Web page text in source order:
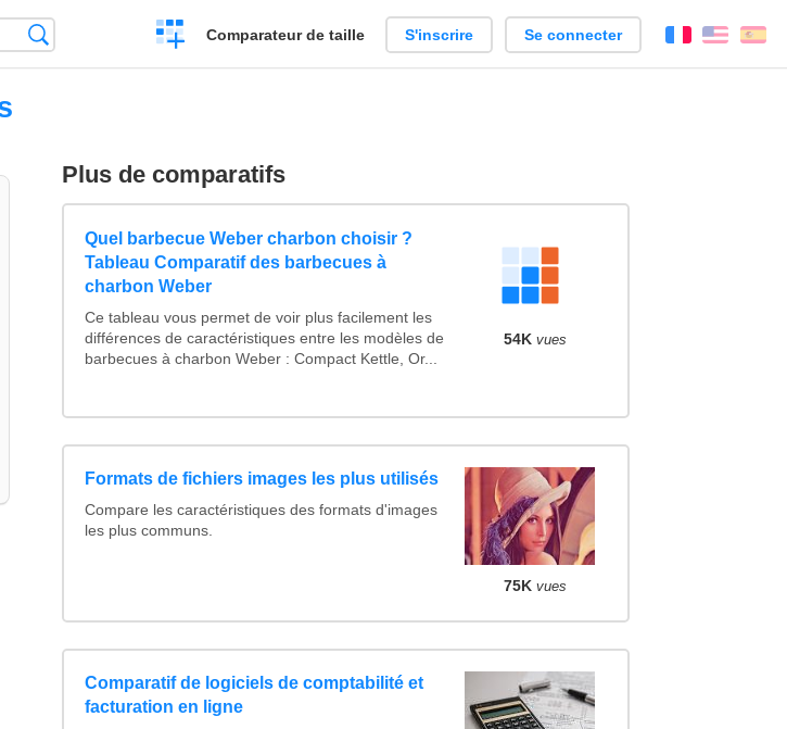
Créer
un
Comparateur de taille S'inscrire Se connecter FrançaisEnglish
Plus de comparatifs
Quel barbecue Weber charbon choisir ?
Tableau Comparatif des barbecues à
charbon Weber
Ce tableau vous permet de voir plus facilement les
différences de caractéristiques entre les modèles de
barbecues à charbon Weber : Compact Kettle, Or...
54K vues
Formats de fichiers images les plus utilisés
Compare les caractéristiques des formats d'images
les plus communs.
75K vues
Comparatif de logiciels de comptabilité et
facturation en ligne